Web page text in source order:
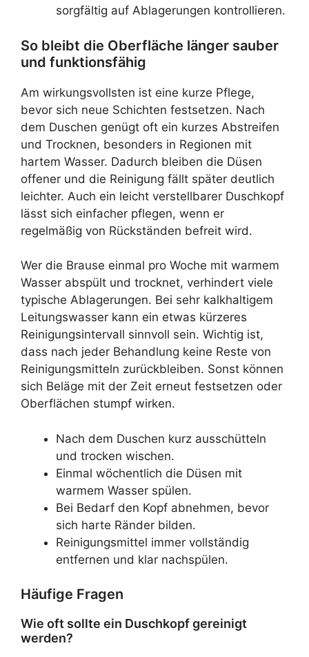
sorgfältig auf Ablagerungen kontrollieren.
So bleibt die Oberfläche länger sauber
und funktionsfähig
Am wirkungsvollsten ist eine kurze Pflege,
bevor sich neue Schichten festsetzen. Nach
dem Duschen genügt oft ein kurzes Abstreifen
und Trocknen, besonders in Regionen mit
hartem Wasser. Dadurch bleiben die Düsen
offener und die Reinigung fällt später deutlich
leichter. Auch ein leicht verstellbarer Duschkopf
lässt sich einfacher pflegen, wenn er
regelmäßig von Rückständen befreit wird.
Wer die Brause einmal pro Woche mit warmem
Wasser abspült und trocknet, verhindert viele
typische Ablagerungen. Bei sehr kalkhaltigem
Leitungswasser kann ein etwas kürzeres
Reinigungsintervall sinnvoll sein. Wichtig ist,
dass nach jeder Behandlung keine Reste von
Reinigungsmitteln zurückbleiben. Sonst können
sich Beläge mit der Zeit erneut festsetzen oder
Oberflächen stumpf wirken.
Nach dem Duschen kurz ausschütteln
und trocken wischen.
Einmal wöchentlich die Düsen mit
warmem Wasser spülen.
Bei Bedarf den Kopf abnehmen, bevor
sich harte Ränder bilden.
Reinigungsmittel immer vollständig
entfernen und klar nachspülen.
Häufige Fragen
Wie oft sollte ein Duschkopf gereinigt
werden?